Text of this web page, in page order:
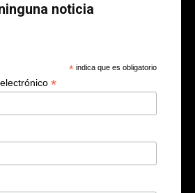
noticia
* indica que es obligatorio
*